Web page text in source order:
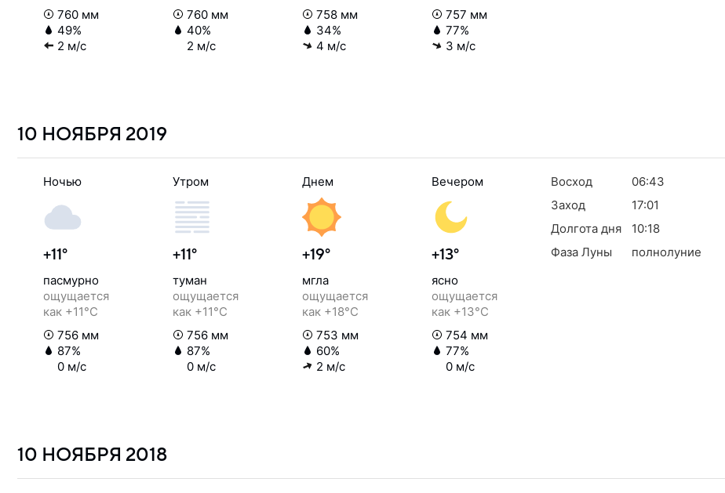
760 мм
49%
2 м/с
760 мм
40%
2 м/с
758 мм
34%
4 м/с
757 мм
77%
3 м/с
10 НОЯБРЯ 2019
Ночью
+11°
пасмурно
ощущается
как +11°C
756 мм
87%
0 м/с
Утром
+11°
туман
ощущается
как +11°C
756 мм
87%
0 м/с
Днем
+19°
мгла
ощущается
как +18°C
753 мм
60%
2 м/с
Вечером
+13°
ясно
ощущается
как +13°C
754 мм
77%
0 м/с
Восход
06:43
Заход
17:01
Долгота дня
10:18
Фаза Луны
полнолуние
10 НОЯБРЯ 2018